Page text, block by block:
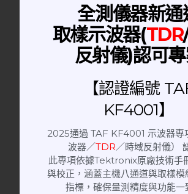
Torque Wrench | 扭力扳手
2.92mm 0.9NM Type
全測儀器新通
取樣示波器(TDR
反射儀)認可
【認證編號
KF4001】
2025通過 TAF KF4001 示波器專
波器／TDR／時域反射儀）
此專項依據Tektronix原廠技術手
與校正，涵蓋主機八通道與取樣模
指標，確保量測精度與功能一